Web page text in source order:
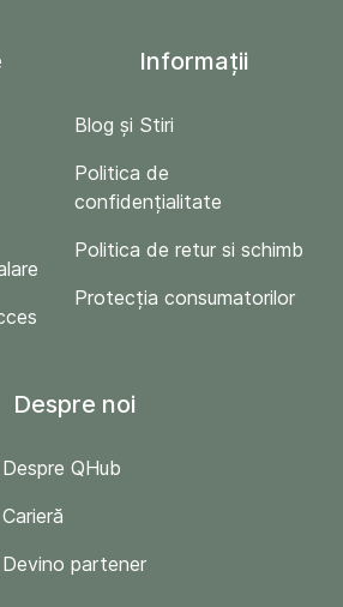
Informații
Blog și Stiri
Politica de
confidențialitate
Politica de retur si schimb
Protecția consumatorilor
Despre noi
Despre QHub
Carieră
Devino partener